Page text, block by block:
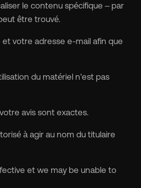
le contenu spécifique – par
être trouvé.
votre adresse e-mail afin que
du matériel n'est pas
avis sont exactes.
à agir au nom du titulaire
et we may be unable to